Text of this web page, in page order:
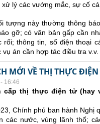
lý các vướng mắc, sự cố cá
tượng này thường thông
gỡ; có văn bản gấp cần
rối; thông tin, số điện thoại
vụ án cần hợp tác điều tra v.v.
MỚI VỀ THỊ THỰC
16:46
cấp thị thực điện tử (hay
Chính phủ ban hành Nghị
các nước, vùng lãnh thổ;